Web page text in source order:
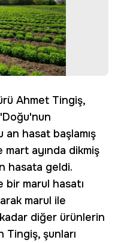
Ahmet Tingiş,
an hasat başlamış
mart ayında dikmiş
hasata geldi.
bir marul hasatı
marul ile
kadar diğer ürünlerin
şunları